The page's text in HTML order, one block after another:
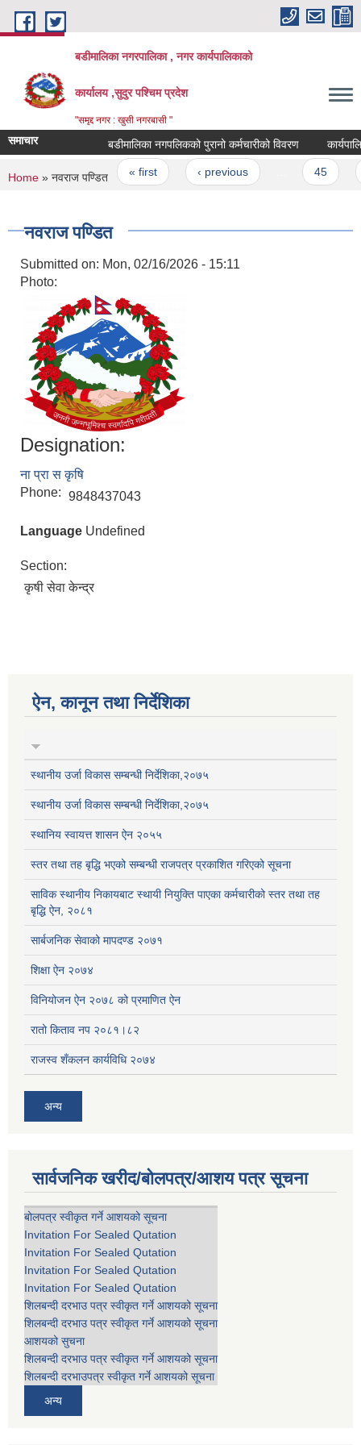
Skip to main content
बडीमालिका नगरपालिका , नगर कार्यपालिकाको
कार्यालय ,सुदुर पश्चिम प्रदेश
"समृद्द नगर : खुसी नगरबासी "
समाचार बडीमालिका नगपलिकको पुरानो कर्मचारीको विवरण
Pages
« first ‹ previous
You are here
Home » नवराज पण्डित
नवराज पण्डित
Submitted on: Mon, 02/16/2026 - 15:11
Photo:
Designation:
ना प्रा स कृषि
Phone: 9848437043
Language Undefined
Section:
कृषी सेवा केन्द्र
ऐन, कानून तथा निर्देशिका
स्थानीय उर्जा विकास सम्बन्धी निर्देशिका,२०७५
स्थानीय उर्जा विकास सम्बन्धी निर्देशिका,२०७५
स्थानिय स्वायत्त शासन ऐन २०५५
स्तर तथा तह बृद्धि भएको सम्बन्धी राजपत्र प्रकाशित गरिएको सूचना
साविक स्थानीय निकायबाट स्थायी नियुक्ति पाएका कर्मचारीको स्तर तथा तह
बृद्धि ऐन, २०८१
सार्बजनिक सेवाको मापदण्ड २०७१
शिक्षा ऐन २०७४
विनियोजन ऐन २०७८ को प्रमाणित ऐन
रातो किताव नप २०८१।८२
राजस्व शँकलन कार्यविधि २०७४
अन्य
सार्वजनिक खरीद/बोलपत्र/आशय पत्र सूचना
बोलपत्र स्वीकृत गर्ने आशयको सूचना
Invitation For Sealed Qutation
Invitation For Sealed Qutation
Invitation For Sealed Qutation
Invitation For Sealed Qutation
शिलबन्दी दरभाउ पत्र स्वीकृत गर्ने आशयको सूचना
शिलबन्दी दरभाउ पत्र स्वीकृत गर्ने आशयको सूचना
आशयको सुचना
शिलबन्दी दरभाउ पत्र स्वीकृत गर्ने आशयको सूचना
शिलबन्दी दरभाउपत्र स्वीकृत गर्ने आशयको सूचना
अन्य